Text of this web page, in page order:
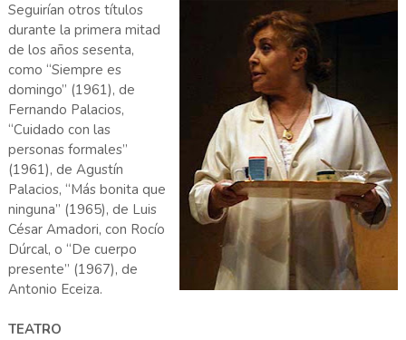
Seguirían otros títulos
durante la primera mitad
de los años sesenta,
como “Siempre es
domingo” (1961), de
Fernando Palacios,
“Cuidado con las
personas formales”
(1961), de Agustín
Palacios, “Más bonita que
ninguna” (1965), de Luis
César Amadori, con Rocío
Dúrcal, o “De cuerpo
presente” (1967), de
Antonio Eceiza.
TEATRO